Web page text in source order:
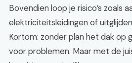
Bovendien loop je risico’s zoals
elektriciteitsleidingen of
Kortom: zonder plan het dak op
voor problemen. Maar met de